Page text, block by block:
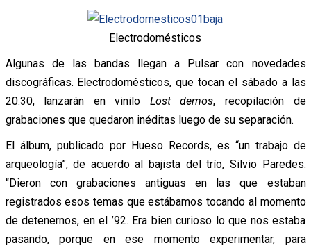
Electrodomésticos
Algunas de las bandas llegan a Pulsar con novedades
discográficas. Electrodomésticos, que tocan el sábado a las
20:30, lanzarán en vinilo Lost demos, recopilación de
grabaciones que quedaron inéditas luego de su separación.
El álbum, publicado por Hueso Records, es “un trabajo de
arqueología”, de acuerdo al bajista del trío, Silvio Paredes:
“Dieron con grabaciones antiguas en las que estaban
registrados esos temas que estábamos tocando al momento
de detenernos, en el ’92. Era bien curioso lo que nos estaba
pasando, porque en ese momento experimentar, para